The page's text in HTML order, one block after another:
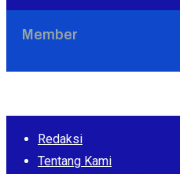
Member
Redaksi
Tentang Kami